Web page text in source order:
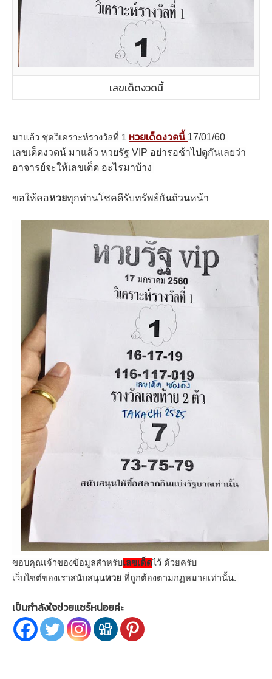
เลขเด็ดงวดนี้
มาแล้ว ชุดวิเคราะห์รางวัลที่ 1 หวยเด็ดงวดนี้ 17/01/60
เลขเด็ดงวดน้ มาแล้ว หวยรัฐ VIP อย่ารอช้าไปดูกันเลยว่า
อาจารย์จะให้เลขเด็ด อะไรมาบ้าง
ขอให้คอหวยทุกท่านโชคดีรับทรัพย์กันถ้วนหน้า
ขอบคุณเจ้าของข้อมูลสำหรับเลขเด็ดไว้ ด้วยครับ
เว็บไซต์ของเราสนับสนุนหวย ที่ถูกต้องตามกฏหมายเท่านั้น.
เป็นกำลังใจช่วยแชร์หน่อยค่ะ